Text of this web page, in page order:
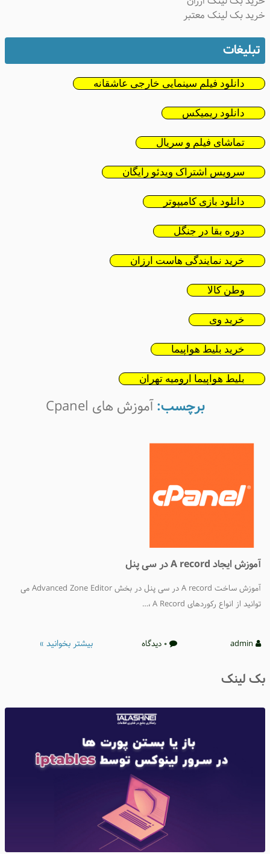
بک لینک معتبر
تبلیغات
دانلود فیلم سینمایی خارجی عاشقانه
دانلود ریمیکس
تماشای فیلم و سریال
سرویس اشتراک ویدئو رایگان
دانلود بازی کامیپوتر
دوره بقا در جنگل
خرید نمایندگی هاست ارزان
وطن کالا
خرید وی
خرید بلیط هواپیما
بلیط هواپیما ارومیه تهران
برچسب:آموزش های Cpanel
آموزش ایجاد A record در سی پنل
آموزش ساخت A record در سی پنل در بخش Advanced Zone Editor می
توانید از انواع رکوردهای A Record ،…
0 دیدگاه بیشتر بخوانید »
لینک